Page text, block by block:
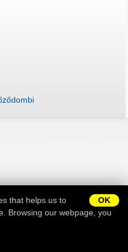
OK
that helps us to
Browsing our webpage, you